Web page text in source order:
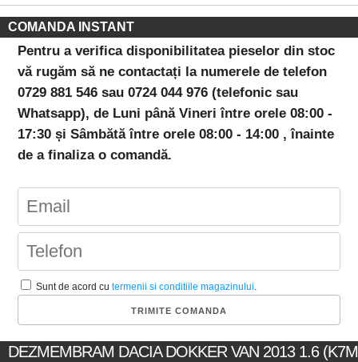
COMANDA INSTANT
Pentru a verifica disponibilitatea pieselor din stoc
vă rugăm să ne contactați la numerele de telefon
0729 881 546 sau 0724 044 976 (telefonic sau
Whatsapp), de Luni până Vineri între orele 08:00 -
17:30 și Sâmbătă între orele 08:00 - 14:00 , înainte
de a finaliza o comandă.
Sunt de acord cutermenii si conditiile magazinului.
DEZMEMBRAM DACIA DOKKER VAN 2013 1.6 (K7M